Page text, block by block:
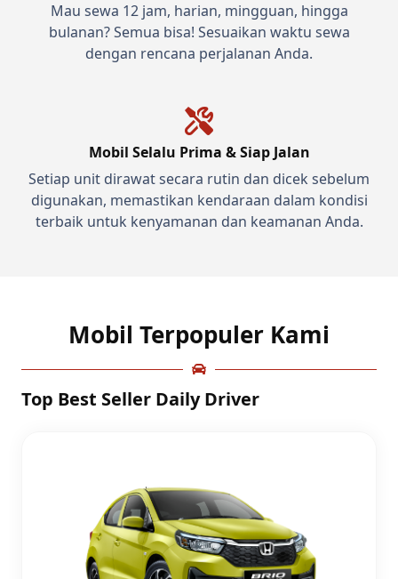
Mau sewa 12 jam, harian, mingguan, hingga
bulanan? Semua bisa! Sesuaikan waktu sewa
dengan rencana perjalanan Anda.
Mobil Selalu Prima & Siap Jalan
Setiap unit dirawat secara rutin dan dicek sebelum
digunakan, memastikan kendaraan dalam kondisi
terbaik untuk kenyamanan dan keamanan Anda.
Mobil Terpopuler Kami
Top Best Seller Daily Driver